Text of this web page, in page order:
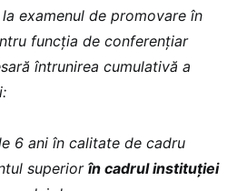
examenul de promovare în
funcția de conferențiar
întrunirea cumulativă a
6 ani în calitate de cadru
superior în cadrul instituției